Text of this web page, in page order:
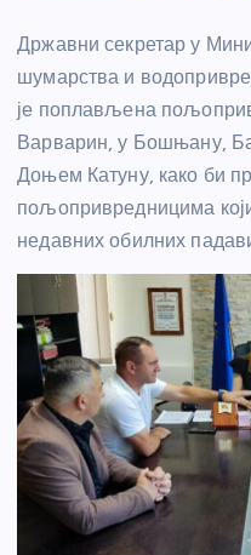
Државни секретар у
шумарства и
је поплављена
Варварин, у Бошњану,
Доњем Катуну, како би
пољопривредницима
недавних обилних